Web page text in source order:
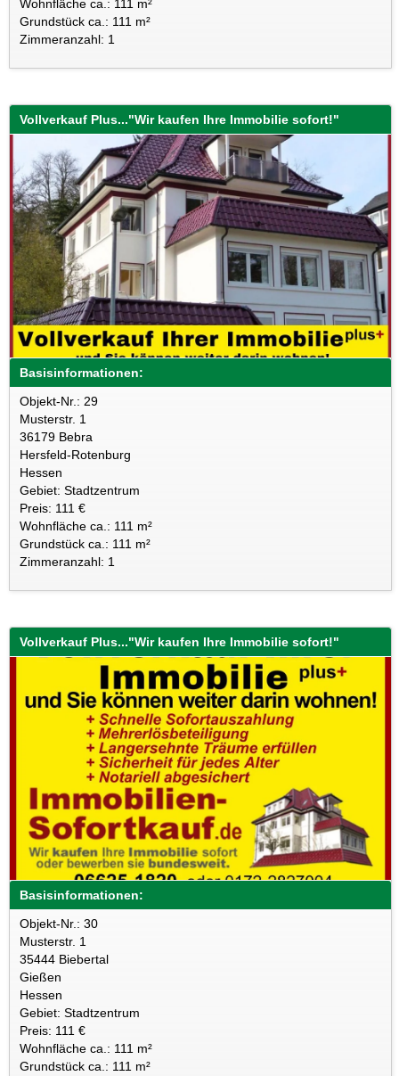
Wohnfläche ca.: 111 m²
Grundstück ca.: 111 m²
Zimmeranzahl: 1
Vollverkauf Plus..."Wir kaufen Ihre Immobilie sofort!"
Basisinformationen:
Objekt-Nr.: 29
Musterstr. 1
36179 Bebra
Hersfeld-Rotenburg
Hessen
Gebiet: Stadtzentrum
Preis: 111 €
Wohnfläche ca.: 111 m²
Grundstück ca.: 111 m²
Zimmeranzahl: 1
Vollverkauf Plus..."Wir kaufen Ihre Immobilie sofort!"
Basisinformationen:
Objekt-Nr.: 30
Musterstr. 1
35444 Biebertal
Gießen
Hessen
Gebiet: Stadtzentrum
Preis: 111 €
Wohnfläche ca.: 111 m²
Grundstück ca.: 111 m²